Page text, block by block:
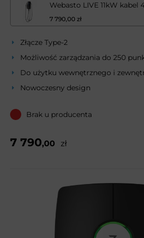
Webasto LIVE 11kW kabel
7 790,00 zł
Złącze Type-2
Możliwość zarządzania do 250
Do użytku wewnętrznego i
Nowoczesny design
Brak u producenta
7 790,00 zł